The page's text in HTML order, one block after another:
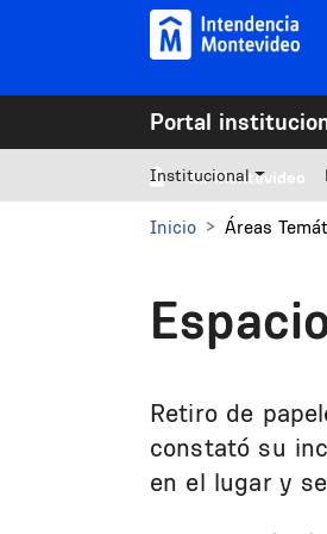
Pasar al contenido principal
Portal
Mi Montevideo
Institucional
Inicio Áreas
Retiro de
constató su
en el lugar y